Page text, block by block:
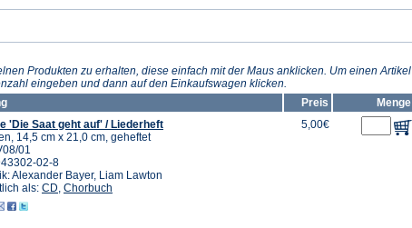
Produkten zu erhalten, diese einfach mit der Maus anklicken. Um einen Artikel
eingeben und dann auf den Einkaufswagen klicken.
Preis
Menge
'Die Saat geht auf' / Liederheft
14,5 cm x 21,0 cm, geheftet
01
02-8
Alexander Bayer, Liam Lawton
als: CD, Chorbuch
5,00€